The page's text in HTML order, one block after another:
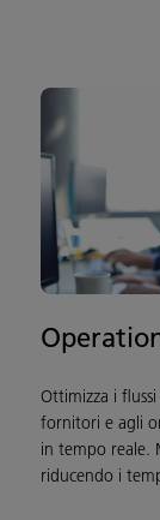
Ottimizza i
fornitori e agli
in tempo reale.
riducendo i